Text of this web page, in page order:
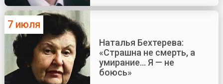
7 июля
Наталья Бехтерева:
«Страшна не смерть, а
умирание... Я — не
боюсь»